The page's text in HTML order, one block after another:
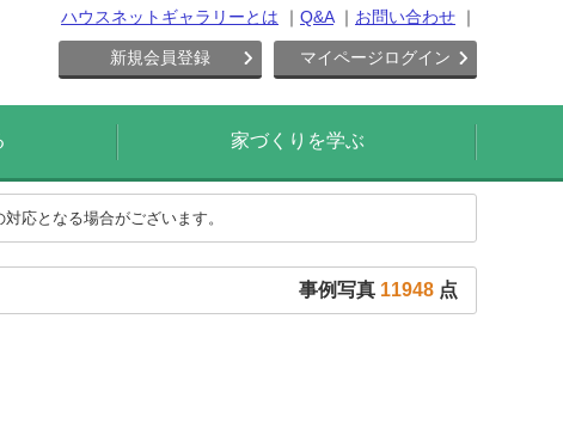
ハウスネットギャラリーとは Q&A お問い合わせ
新規会員登録 マイページログイン
家づくりを学ぶ
応となる場合がございます。
事例写真 11948 点